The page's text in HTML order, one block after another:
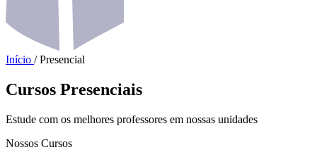
Início / Presencial
Cursos Presenciais
Estude com os melhores professores em nossas unidades
Nossos Cursos